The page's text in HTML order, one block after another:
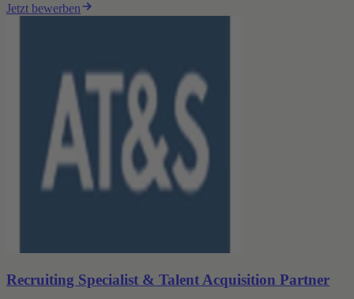
Jetzt bewerben
Recruiting Specialist & Talent Acquisition Partner